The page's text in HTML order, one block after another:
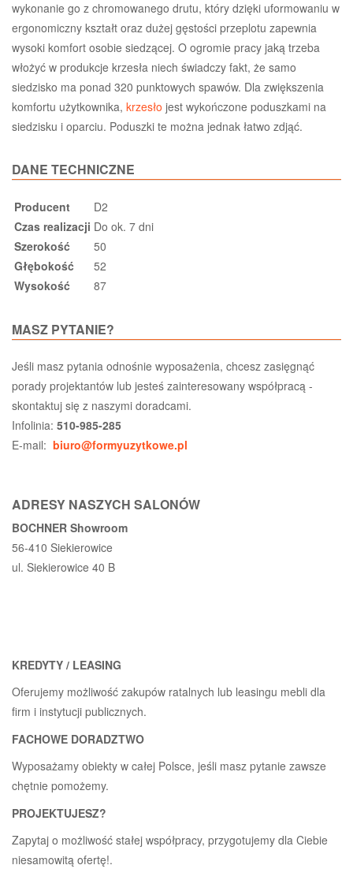
wykonanie go z chromowanego drutu, który dzięki uformowaniu w
ergonomiczny kształt oraz dużej gęstości przeplotu zapewnia
wysoki komfort osobie siedzącej. O ogromie pracy jaką trzeba
włożyć w produkcje krzesła niech świadczy fakt, że samo
siedzisko ma ponad 320 punktowych spawów. Dla zwiększenia
komfortu użytkownika, krzesło jest wykończone poduszkami na
siedzisku i oparciu. Poduszki te można jednak łatwo zdjąć.
DANE TECHNICZNE
Producent
D2
Czas realizacji Do ok. 7 dni
Szerokość
50
Głębokość
52
Wysokość
87
MASZ PYTANIE?
Jeśli masz pytania odnośnie wyposażenia, chcesz zasięgnąć
porady projektantów lub jesteś zainteresowany współpracą -
skontaktuj się z naszymi doradcami.
Infolinia: 510-985-285
E-mail: biuro@formyuzytkowe.pl
ADRESY NASZYCH SALONÓW
BOCHNER Showroom
56-410 Siekierowice
ul. Siekierowice 40 B
KREDYTY / LEASING
Oferujemy możliwość zakupów ratalnych lub leasingu mebli dla
firm i instytucji publicznych.
FACHOWE DORADZTWO
Wyposażamy obiekty w całej Polsce, jeśli masz pytanie zawsze
chętnie pomożemy.
PROJEKTUJESZ?
Zapytaj o możliwość stałej współpracy, przygotujemy dla Ciebie
niesamowitą ofertę!.